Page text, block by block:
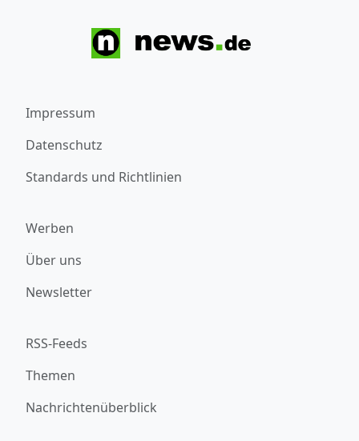
Impressum
Datenschutz
Standards und Richtlinien
Werben
Über uns
Newsletter
RSS-Feeds
Themen
Nachrichtenüberblick